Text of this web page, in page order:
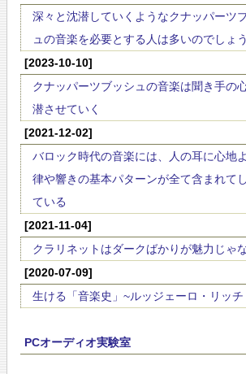
深々と沈潜していくようなクナッパーツ
ュの音楽を必要とする人は多いのでしょう
[2023-10-10]
クナッパーツブッシュの音楽は聞き手の
潜させていく
[2021-12-02]
バロック時代の音楽には、人の耳に心地
律や響きの基本パターンが全て含まれて
ている
[2021-11-04]
クラリネットはダークばかりが魅力じゃ
[2020-07-09]
生ける「音楽史」~ルッジェーロ・リッチ
PCオーディオ実験室